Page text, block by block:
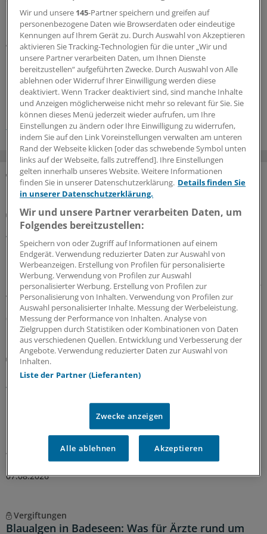
Neuinfektionen aus Russland gemeldet. Zum Vergleich:
In Deutschland waren es im selben Jahr etwa 3100
gemeldete Neuinfektionen.(bae)
0
Schlagworte:
Infektionen Immunologie Reisemedizin Sport
MEHR ZUM THEMA
Hornhautinfektion durch Pilze
Pilzkeratitis: CRISPR-Test hilft bei unklaren
Verdachtsfällen
Bei Abstrich- und Kultur-negativer Pilzkeratitis kann ein
molekularer Test rasch und relativ zuverlässig die
Diagnose sichern – vor allem dort, wo keine konfokale In-
vivo-Mikroskopie verfügbar ist.
07.08.2026
Sie fragen – Experten antworten
Reiseimpfungen bei Kindern: Müssen
Abstandsregeln eingehalten werden?
Bei der Hotline Impfen werden Ihre Impf-Fragen aus der
Praxis evidenzbasiert und fachkundig beantwortet.
Diesmal geht es um mögliche Zeitabstände für
welche Rolle spielt die Injektionsstelle?
07.08.2026
Vergiftungen
Blaualgen in Badeseen: Was für Ärzte rund um
Wir und unsere 145-Partner speichern und greifen auf
personenbezogene Daten wie Browserdaten oder eindeutige
Kennungen auf Ihrem Gerät zu. Durch Auswahl von Akzeptieren
aktivieren Sie Tracking-Technologien für die unter „Wir und
unsere Partner verarbeiten Daten, um Ihnen Dienste
bereitzustellen“ aufgeführten Zwecke. Durch Auswahl von Alle
ablehnen oder Widerruf Ihrer Einwilligung werden diese
deaktiviert. Wenn Tracker deaktiviert sind, sind manche Inhalte
und Anzeigen möglicherweise nicht mehr so relevant für Sie. Sie
können dieses Menü jederzeit wieder aufrufen, um Ihre
Einstellungen zu ändern oder Ihre Einwilligung zu widerrufen,
indem Sie auf den Link Voreinstellungen verwalten am unteren
Rand der Webseite klicken [oder das schwebende Symbol unten
links auf der Webseite, falls zutreffend]. Ihre Einstellungen
gelten innerhalb unseres Website. Weitere Informationen
finden Sie in unserer Datenschutzerklärung. Details finden Sie
in unserer Datenschutzerklärung.
Wir und unsere Partner verarbeiten Daten, um
Folgendes bereitzustellen:
Speichern von oder Zugriff auf Informationen auf einem
Endgerät. Verwendung reduzierter Daten zur Auswahl von
Werbeanzeigen. Erstellung von Profilen für personalisierte
Werbung. Verwendung von Profilen zur Auswahl
personalisierter Werbung. Erstellung von Profilen zur
Personalisierung von Inhalten. Verwendung von Profilen zur
Auswahl personalisierter Inhalte. Messung der Werbeleistung.
Messung der Performance von Inhalten. Analyse von
Zielgruppen durch Statistiken oder Kombinationen von Daten
aus verschiedenen Quellen. Entwicklung und Verbesserung der
Angebote. Verwendung reduzierter Daten zur Auswahl von
Inhalten.
Liste der Partner (Lieferanten)
Zwecke anzeigen
Alle ablehnen Akzeptieren